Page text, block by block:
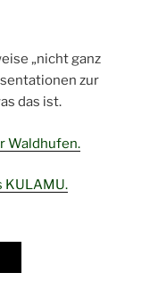
„nicht ganz
zur
das ist.
Waldhufen.
KULAMU.